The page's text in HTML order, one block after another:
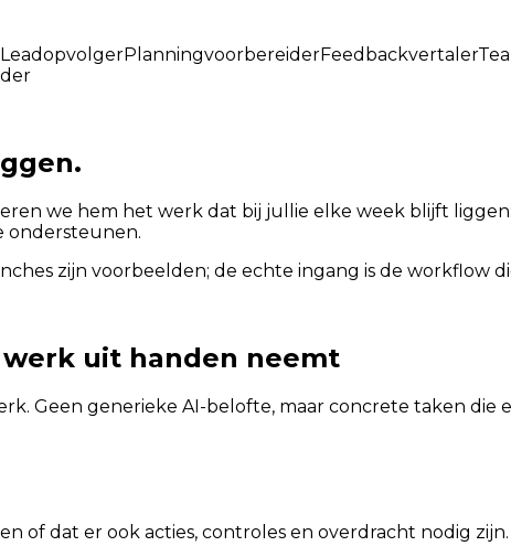
LeadopvolgerPlanningvoorbereiderFeedbackvertaler
we hem het werk dat bij jullie elke week blijft
ondersteunen.
zijn voorbeelden; de echte ingang is de workflow
uit handen neemt
Geen generieke AI-belofte, maar concrete taken
of dat er ook acties, controles en overdracht nodig zijn.